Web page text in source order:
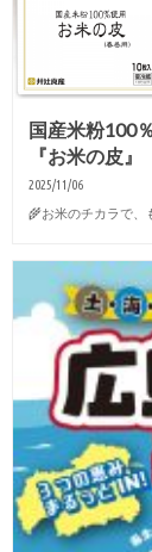
国産米粉100
『お米の皮』
2025/11/06
🌾お米のチカラで、